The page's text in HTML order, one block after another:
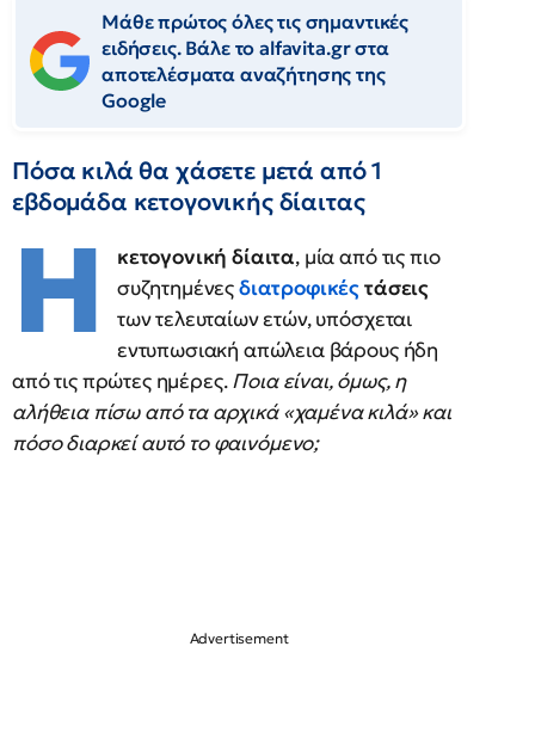
Μάθε πρώτος όλες τις σημαντικές
ειδήσεις. Βάλε το alfavita.gr στα
αποτελέσματα αναζήτησης της
Google
Πόσα κιλά θα χάσετε μετά από 1
εβδομάδα κετογονικής δίαιτας
Η κετογονική δίαιτα, μία από τις πιο
συζητημένεςδιατροφικέςτάσεις
των τελευταίων ετών, υπόσχεται
εντυπωσιακή απώλεια βάρους ήδη
από τις πρώτες ημέρες.Ποια είναι, όμως, η
αλήθεια πίσω από τα αρχικά «χαμένα κιλά» και
πόσο διαρκεί αυτό το φαινόμενο;